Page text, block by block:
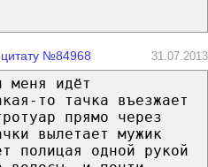
№84968 31.07.2013
меня идёт
то тачка въезжает
прямо через
вылетает мужик
полицая одной рукой